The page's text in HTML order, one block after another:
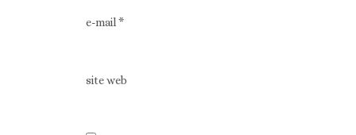
e-mail*
site web